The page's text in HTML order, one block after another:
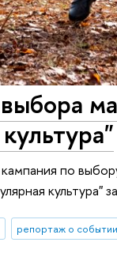
по
культура"
репортаж о событии